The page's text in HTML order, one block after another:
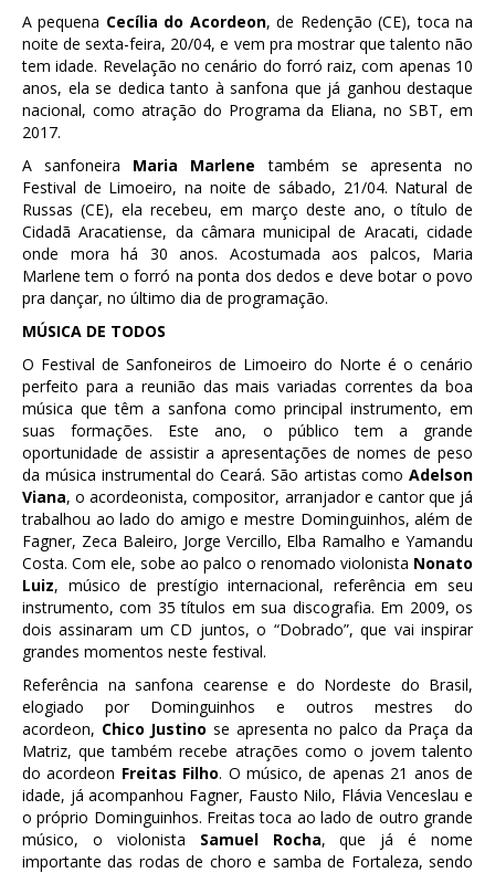
A pequena Cecília do Acordeon, de Redenção (CE), toca na
noite de sexta-feira, 20/04, e vem pra mostrar que talento não
tem idade. Revelação no cenário do forró raiz, com apenas 10
anos, ela se dedica tanto à sanfona que já ganhou destaque
nacional, como atração do Programa da Eliana, no SBT, em
2017.
A sanfoneira Maria Marlene também se apresenta no
Festival de Limoeiro, na noite de sábado, 21/04. Natural de
Russas (CE), ela recebeu, em março deste ano, o título de
Cidadã Aracatiense, da câmara municipal de Aracati, cidade
onde mora há 30 anos. Acostumada aos palcos, Maria
Marlene tem o forró na ponta dos dedos e deve botar o povo
pra dançar, no último dia de programação.
MÚSICA DE TODOS
O Festival de Sanfoneiros de Limoeiro do Norte é o cenário
perfeito para a reunião das mais variadas correntes da boa
música que têm a sanfona como principal instrumento, em
suas formações. Este ano, o público tem a grande
oportunidade de assistir a apresentações de nomes de peso
da música instrumental do Ceará. São artistas como Adelson
Viana, o acordeonista, compositor, arranjador e cantor que já
trabalhou ao lado do amigo e mestre Dominguinhos, além de
Fagner, Zeca Baleiro, Jorge Vercillo, Elba Ramalho e Yamandu
Costa. Com ele, sobe ao palco o renomado violonista Nonato
Luiz, músico de prestígio internacional, referência em seu
instrumento, com 35 títulos em sua discografia. Em 2009, os
dois assinaram um CD juntos, o “Dobrado”, que vai inspirar
grandes momentos neste festival.
Referência na sanfona cearense e do Nordeste do Brasil,
elogiado por Dominguinhos e outros mestres do
acordeon, Chico Justino se apresenta no palco da Praça da
Matriz, que também recebe atrações como o jovem talento
do acordeon Freitas Filho. O músico, de apenas 21 anos de
idade, já acompanhou Fagner, Fausto Nilo, Flávia Venceslau e
o próprio Dominguinhos. Freitas toca ao lado de outro grande
músico, o violonista Samuel Rocha, que já é nome
importante das rodas de choro e samba de Fortaleza, sendo